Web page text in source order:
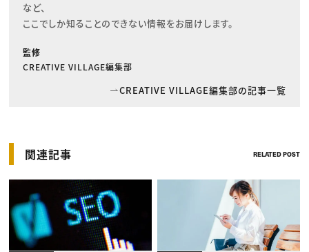
など、
ここでしか知ることのできない情報をお届けします。
監修
CREATIVE VILLAGE編集部
CREATIVE VILLAGE編集部の記事一覧
関連記事 RELATED POST